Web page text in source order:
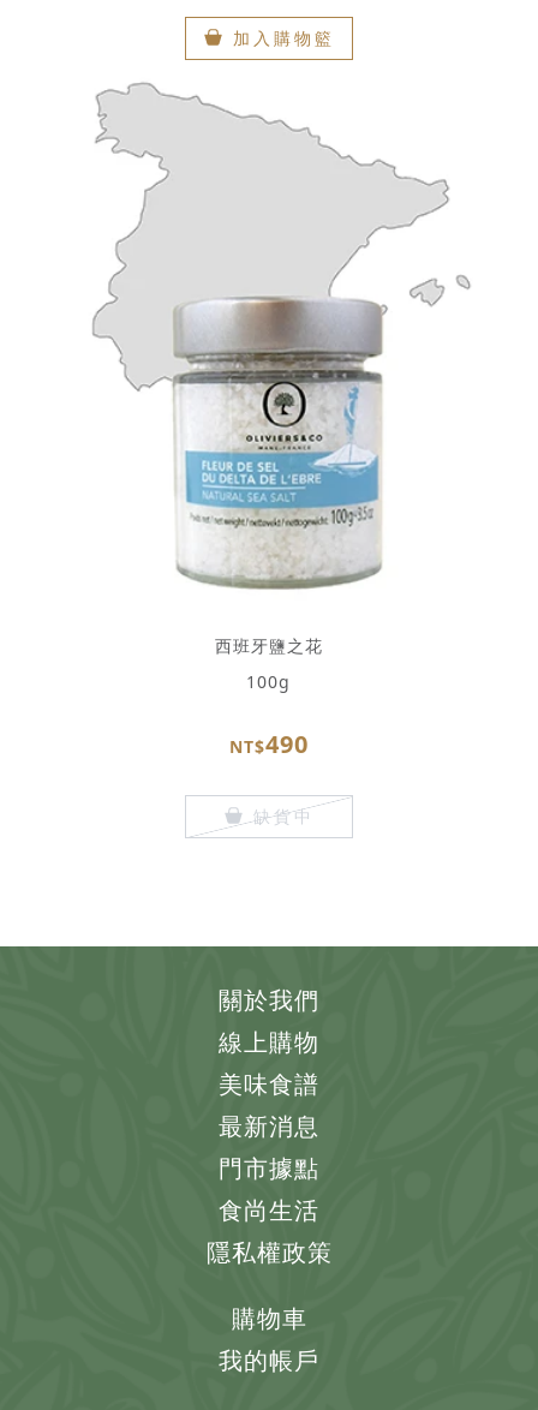
加入購物籃
西班牙鹽之花
100g
NT$490
缺貨中
關於我們
線上購物
美味食譜
最新消息
門市據點
食尚生活
隱私權政策
購物車
我的帳戶